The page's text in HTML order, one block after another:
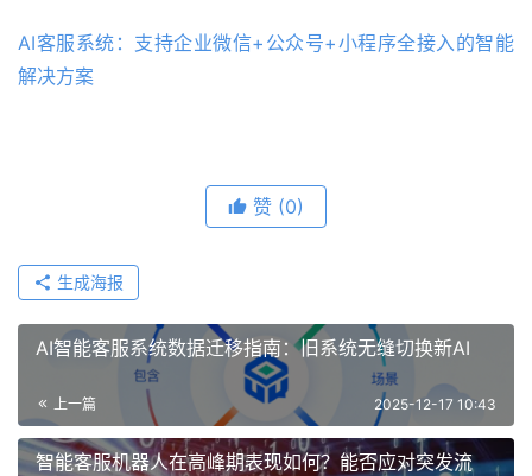
AI客服系统：支持企业微信+公众号+小程序全接入的智能
解决方案
赞 (0)
生成海报
AI智能客服系统数据迁移指南：旧系统无缝切换新AI
上一篇 2025-12-17 10:43
智能客服机器人在高峰期表现如何？能否应对突发流